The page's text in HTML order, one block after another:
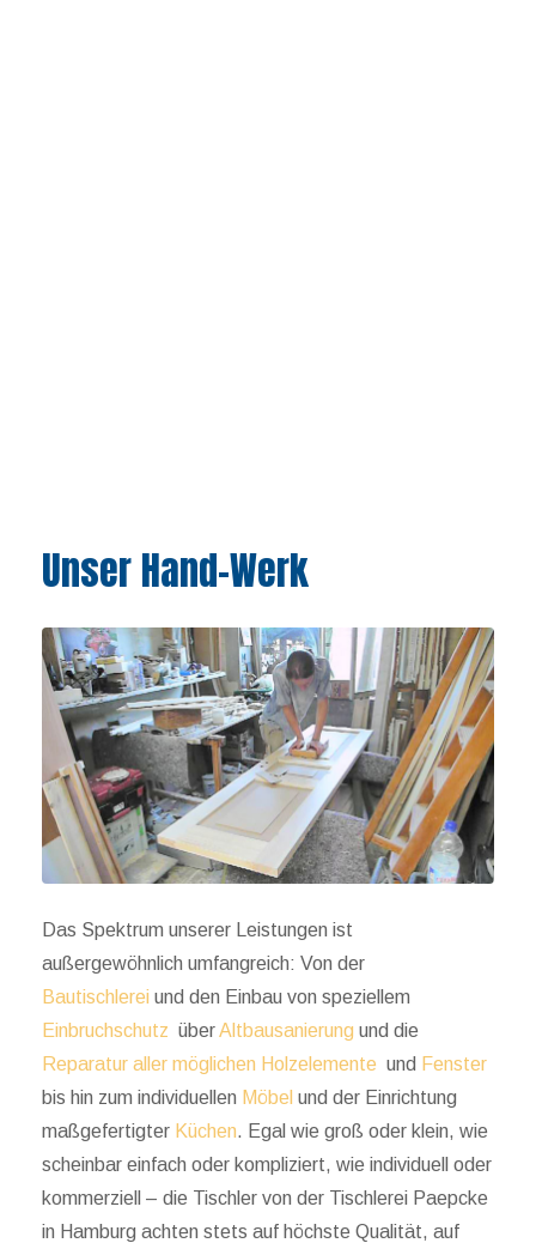
Unser Hand-Werk
Das Spektrum unserer Leistungen ist
außergewöhnlich umfangreich: Von der
Bautischlerei und den Einbau von speziellem
Einbruchschutz überAltbausanierung und die
Reparatur aller möglichen Holzelemente und Fenster
bis hin zum individuellen Möbel und der Einrichtung
maßgefertigter Küchen. Egal wie groß oder klein, wie
scheinbar einfach oder kompliziert, wie individuell oder
kommerziell – die Tischler von der Tischlerei Paepcke
in Hamburg achten stets auf höchste Qualität, auf